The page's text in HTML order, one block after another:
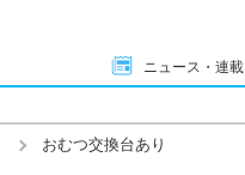
ニュース・連載
おむつ交換台あり